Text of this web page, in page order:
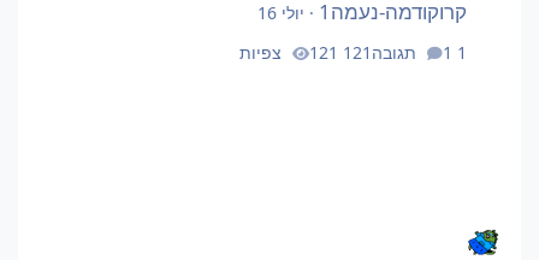
קרוקודמה-נעמה1 · יולי 16
1 תגובה
121 צפיות